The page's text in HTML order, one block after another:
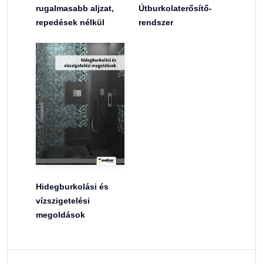
rugalmasabb aljzat,
repedések nélkül
Útburkolaterősítő-
rendszer
Hidegburkolási és
vízszigetelési
megoldások